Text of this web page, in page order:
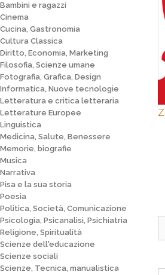
Bambini e ragazzi
Cinema
Cucina, Gastronomia
Cultura Classica
Diritto, Economia, Marketing
Filosofia, Scienze umane
Fotografia, Grafica, Design
Informatica, Nuove tecnologie
Letteratura e critica letteraria
Letterature Europee
Linguistica
Medicina, Salute, Benessere
Memorie, biografie
Musica
Narrativa
Pisa e la sua storia
Poesia
Politica, Società, Comunicazione
Psicologia, Psicanalisi, Psichiatria
Religione, Spiritualità
Scienze dell'educazione
Scienze sociali
Scienze, Tecnica, manualistica